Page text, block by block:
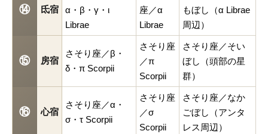
⑭ 氐宿
α・β・γ・ι
Librae
座／α
Librae
もぼし（α Librae
周辺）
⑮ 房宿
さそり座／β・
δ・π Scorpii
さそり座
／π
Scorpii
さそり座／そい
ぼし（頭部の星
群）
⑯ 心宿
さそり座／α・
σ・τ Scorpii
さそり座
／σ
Scorpii
さそり座／なか
ごぼし（アンタ
レス周辺）